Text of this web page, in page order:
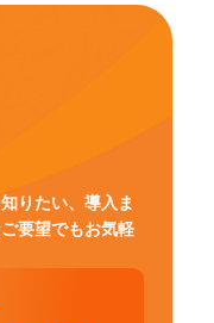
りたい、導入ま
要望でもお気軽